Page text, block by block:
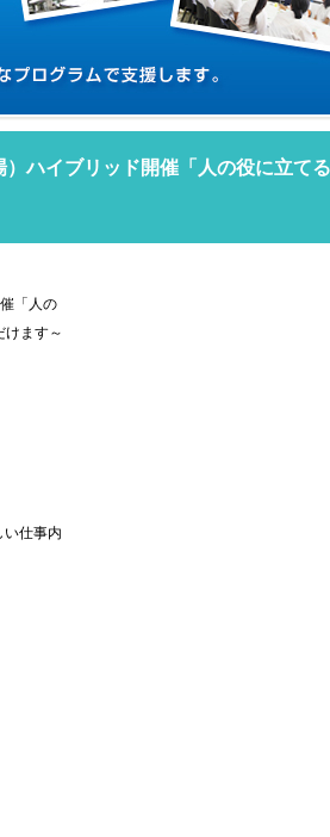
ハイブリッド開催「人の役に立てる
「人の
けます～
仕事内